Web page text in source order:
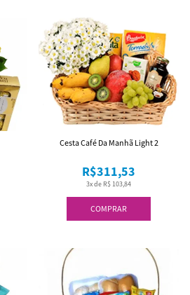
COMPRAR
3x de R$ 103,84
R$311,53
Cesta Café Da Manhã Light 2